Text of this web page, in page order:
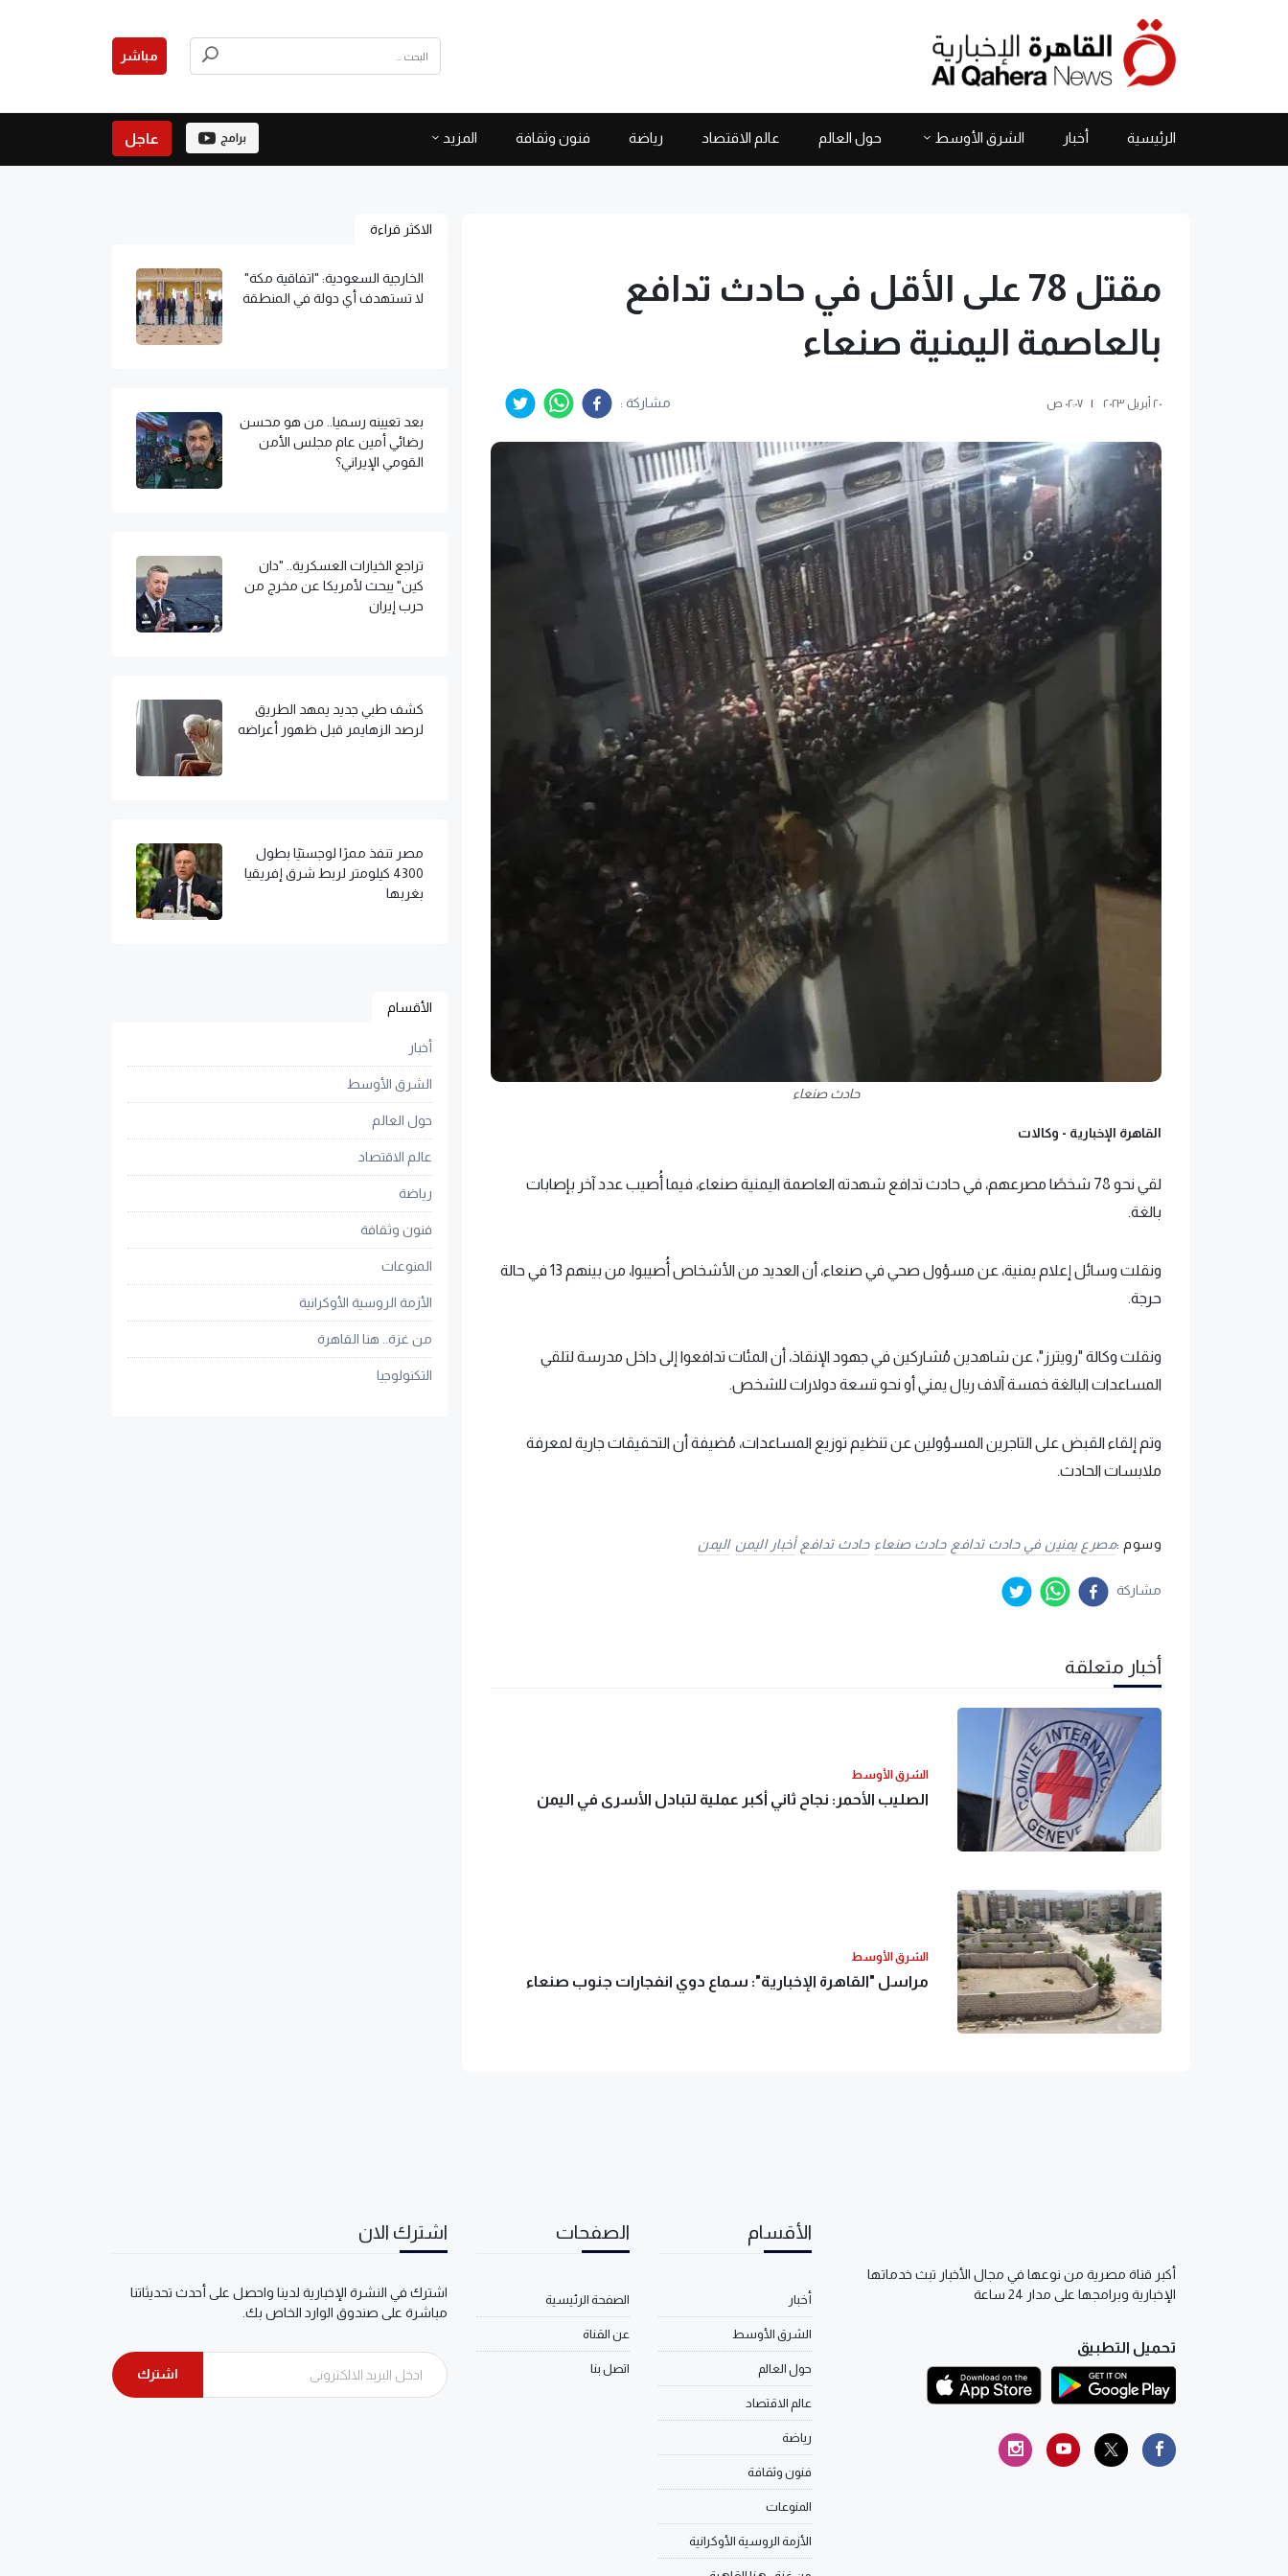
مباشر
الرئيسية أخبار الشرق الأوسط حول العالم عالم الاقتصاد رياضة فنون وثقافة المزيد برامج عاجل
مقتل 78 على الأقل في حادث تدافع
بالعاصمة اليمنية صنعاء
٢٠ أبريل ٢٠٢٣ | ٠٢:٠٧ ص مشاركة :
حادث صنعاء
القاهرة الإخبارية - وكالات
لقي نحو 78 شخصًا مصرعهم، في حادث تدافع شهدته العاصمة اليمنية صنعاء، فيما أُصيب عدد آخر بإصابات
بالغة.
ونقلت وسائل إعلام يمنية، عن مسؤول صحي في صنعاء، أن العديد من الأشخاص أُصيبوا، من بينهم 13 في حالة
حرجة.
ونقلت وكالة "رويترز"، عن شاهدين مُشاركين في جهود الإنقاذ، أن المئات تدافعوا إلى داخل مدرسة لتلقي
المساعدات البالغة خمسة آلاف ريال يمني أو نحو تسعة دولارات للشخص.
وتم إلقاء القبض على التاجرين المسؤولين عن تنظيم توزيع المساعدات، مُضيفة أن التحقيقات جارية لمعرفة
ملابسات الحادث.
وسوم :مصرع يمنين في حادث تدافع حادث صنعاء حادث تدافع أخبار اليمن اليمن
مشاركة
أخبار متعلقة
الشرق الأوسط
الصليب الأحمر: نجاح ثاني أكبر عملية لتبادل الأسرى في اليمن
الشرق الأوسط
مراسل "القاهرة الإخبارية": سماع دوي انفجارات جنوب صنعاء
الاكثر قراءة
الخارجية السعودية: "اتفاقية مكة"
لا تستهدف أي دولة في المنطقة
بعد تعيينه رسميا.. من هو محسن
رضائي أمين عام مجلس الأمن
القومي الإيراني؟
تراجع الخيارات العسكرية.. "دان
كين" يبحث لأمريكا عن مخرج من
حرب إيران
كشف طبي جديد يمهد الطريق
لرصد الزهايمر قبل ظهور أعراضه
مصر تنفذ ممرًا لوجستيًا بطول
4300 كيلومتر لربط شرق إفريقيا
بغربها
الأقسام
أخبار
الشرق الأوسط
حول العالم
عالم الاقتصاد
رياضة
فنون وثقافة
المنوعات
الأزمة الروسية الأوكرانية
من غزة.. هنا القاهرة
التكنولوجيا
أكبر قناة مصرية من نوعها في مجال الأخبار تبث خدماتها
الإخبارية وبرامجها على مدار 24 ساعة
تحميل التطبيق
الأقسام
أخبار
الشرق الأوسط
حول العالم
عالم الاقتصاد
رياضة
فنون وثقافة
المنوعات
الأزمة الروسية الأوكرانية
الصفحات
الصفحة الرئيسية
عن القناة
اتصل بنا
اشترك الان
اشترك في النشرة الإخبارية لدينا واحصل على أحدث تحديثاتنا
مباشرة على صندوق الوارد الخاص بك.
اشترك